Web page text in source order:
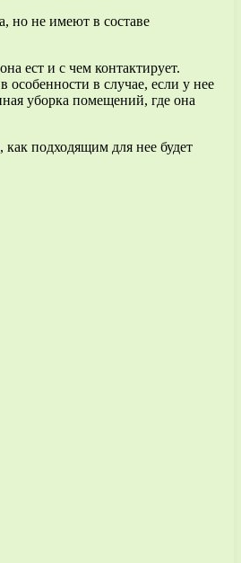
но не имеют в составе
ест и с чем контактирует.
в случае, если у нее
уборка помещений, где она
как подходящим для нее будет